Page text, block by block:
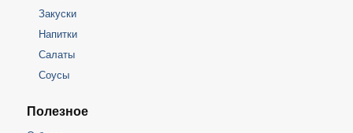
Закуски
Напитки
Салаты
Соусы
Полезное